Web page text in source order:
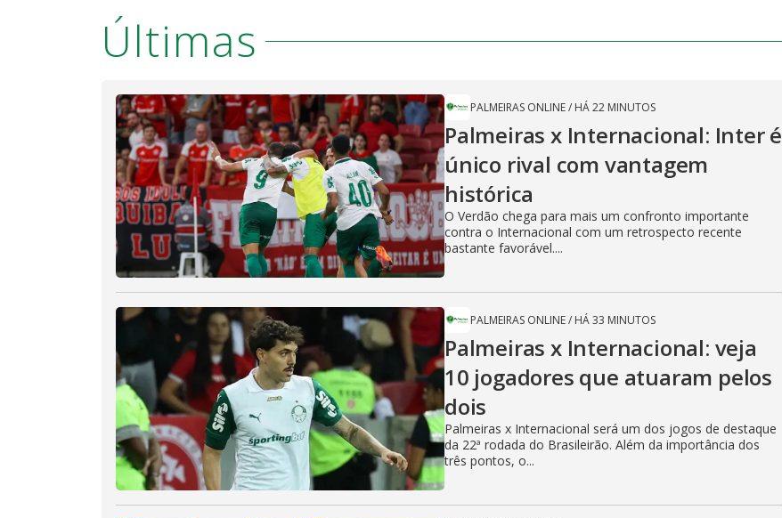
Últimas
PALMEIRAS ONLINE/ HÁ 22 MINUTOS
Palmeiras x Internacional: Inter é
único rival com vantagem
histórica
O Verdão chega para mais um confronto importante
contra o Internacional com um retrospecto recente
bastante favorável....
PALMEIRAS ONLINE/ HÁ 33 MINUTOS
Palmeiras x Internacional: veja
10 jogadores que atuaram pelos
dois
Palmeiras x Internacional será um dos jogos de destaque
da 22ª rodada do Brasileirão. Além da importância dos
três pontos, o...